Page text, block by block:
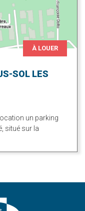
À LOUER
SOL LES
un parking
situé sur la